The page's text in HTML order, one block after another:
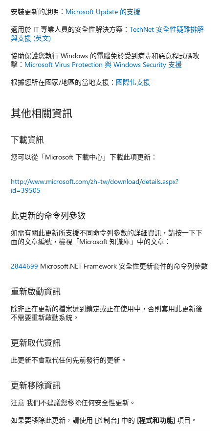
安裝更新的說明： Microsoft Update 的支援
適用於 IT 專業人員的安全性解決方案：TechNet 安全性疑難排解
與支援 (英文)
協助保護您執行 Windows 的電腦免於受到病毒和惡意程式碼攻
擊： Microsoft Virus Protection 與 Windows Security 支援
根據您所在國家/地區的當地支援： 國際化支援
其他相關資訊
下載資訊
您可以從「Microsoft 下載中心」下載此項更新：
http://www.microsoft.com/zh-tw/download/details.aspx?
id=39505
此更新的命令列參數
如需有關此更新所支援不同命令列參數的詳細資訊，請按一下下
面的文章編號，檢視「Microsoft 知識庫」中的文章：
2844699 Microsoft.NET Framework 安全性更新套件的命令列參數
重新啟動資訊
除非正在更新的檔案遭到鎖定或正在使用中，否則套用此更新後
不需要重新啟動系統。
更新取代資訊
此更新不會取代任何先前發行的更新。
更新移除資訊
注意 我們不建議您移除任何安全性更新。
如果要移除此更新，請使用 [控制台] 中的 [程式和功能] 項目。